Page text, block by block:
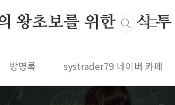
왕초보를 위한 주식 투
방명록 systrader79 네이버 카페